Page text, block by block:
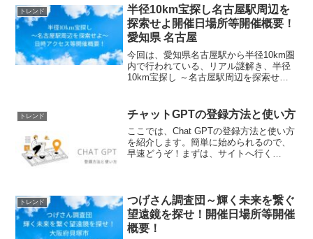
済を含む豊かで多様なインド文化を体験
できる楽しい一大イベ...
トレンド
半径10km宝探し名古屋駅周辺を
探索せよ開催日場所等開催概要！
愛知県 名古屋
今回は、愛知県名古屋駅から半径10km圏
内で行われている、リアル謎解き、半径
10km宝探し ～名古屋駅周辺を探索せよ
(function(b,c,f,g,a,d,e){b...
トレンド チャットGPTの登録方法と使い方
ここでは、Chat GPTの登録方法と使い方
を紹介します。簡単に始められるので、
早速どうぞ！まずは、サイトへ行く
トレンド
つげさん調査団～輝く未来を繋ぐ
望遠鏡を探せ！開催日場所等開催
概要！